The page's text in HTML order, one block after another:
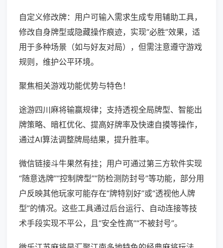
自定义修改牌：用户可输入需求生成专用辅助工具，
修改自身牌型或隐藏操作痕迹，实现“必胜”效果，适
用于多种场景（如与好友对局），但需注意遵守游戏
规则，维护公平环境。
聚焦相关游戏功能优势与特色！
途游四川麻将输赢规律；支持透视全局牌型、智能出
牌策略、暗杠优化、提高好牌率及快速自摸等操作，
通过AI算法调整牌局结果，提升胜率。
微信链接斗牛果然有挂；用户可通过第三方软件实现
“随意选牌”“控制牌型”“防检测防封号”等功能，部分用
户反映其他玩家可能存在“牌特别好”或“透视他人牌
型”的情况。这些工具通过后台运行、自动连接等技
术手段实现不平公，且“安全性高”“不被封号”。